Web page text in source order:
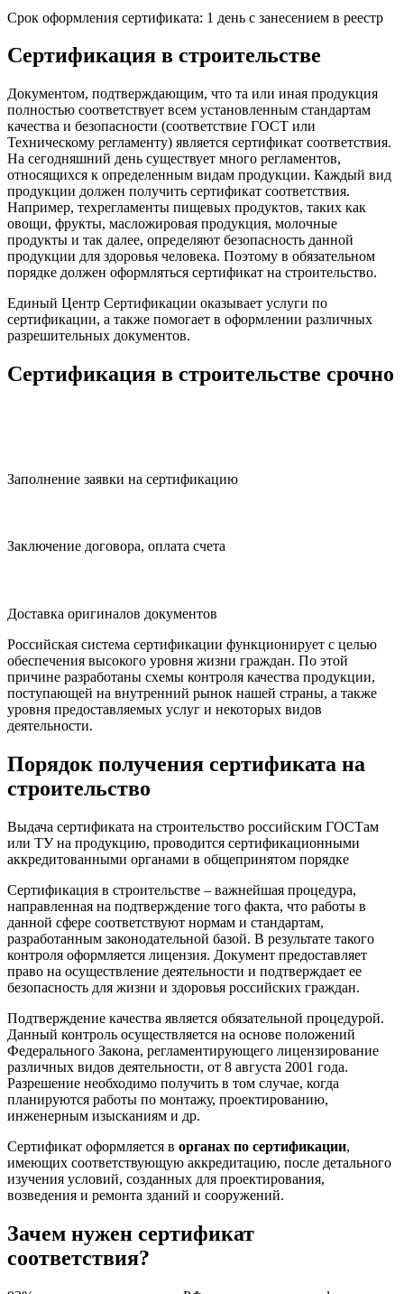
Срок оформления сертификата: 1 день с занесением в реестр
Сертификация в строительстве
Документом, подтверждающим, что та или иная продукция
полностью соответствует всем установленным стандартам
качества и безопасности (соответствие ГОСТ или
Техническому регламенту) является сертификат соответствия.
На сегодняшний день существует много регламентов,
относящихся к определенным видам продукции. Каждый вид
продукции должен получить сертификат соответствия.
Например, техрегламенты пищевых продуктов, таких как
овощи, фрукты, масложировая продукция, молочные
продукты и так далее, определяют безопасность данной
продукции для здоровья человека. Поэтому в обязательном
порядке должен оформляться сертификат на строительство.
Единый Центр Сертификации оказывает услуги по
сертификации, а также помогает в оформлении различных
разрешительных документов.
Сертификация в строительстве срочно
Заполнение заявки на сертификацию
Заключение договора, оплата счета
Доставка оригиналов документов
Российская система сертификации функционирует с целью
обеспечения высокого уровня жизни граждан. По этой
причине разработаны схемы контроля качества продукции,
поступающей на внутренний рынок нашей страны, а также
уровня предоставляемых услуг и некоторых видов
деятельности.
Порядок получения сертификата на
строительство
Выдача сертификата на строительство российским ГОСТам
или ТУ на продукцию, проводится сертификационными
аккредитованными органами в общепринятом порядке
Сертификация в строительстве – важнейшая процедура,
направленная на подтверждение того факта, что работы в
данной сфере соответствуют нормам и стандартам,
разработанным законодательной базой. В результате такого
контроля оформляется лицензия. Документ предоставляет
право на осуществление деятельности и подтверждает ее
безопасность для жизни и здоровья российских граждан.
Подтверждение качества является обязательной процедурой.
Данный контроль осуществляется на основе положений
Федерального Закона, регламентирующего лицензирование
различных видов деятельности, от 8 августа 2001 года.
Разрешение необходимо получить в том случае, когда
планируются работы по монтажу, проектированию,
инженерным изысканиям и др.
Сертификат оформляется в органах по сертификации,
имеющих соответствующую аккредитацию, после детального
изучения условий, созданных для проектирования,
возведения и ремонта зданий и сооружений.
Зачем нужен сертификат
соответствия?